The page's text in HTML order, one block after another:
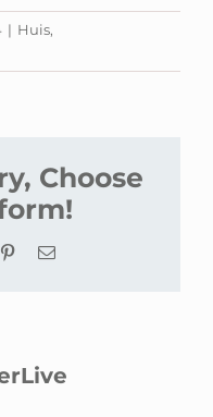
| Huis,
Choose
Pinterest
E-